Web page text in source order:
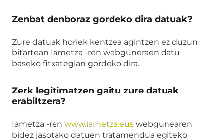
Zenbat denboraz gordeko dira datuak?
Zure datuak horiek kentzea agintzen ez duzun
bitartean Iametza -ren webguneraen datu
baseko fitxategian gordeko dira.
Zerk legitimatzen gaitu zure datuak
erabiltzera?
Iametza -ren www.iametza.eus webgunearen
bidez jasotako datuen tratamendua egiteko